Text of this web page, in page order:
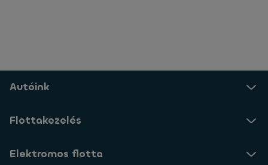
Autóink
Flottakezelés
Elektromos flotta